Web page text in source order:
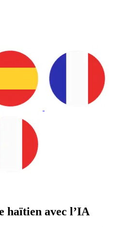
haïtien avec l’IA